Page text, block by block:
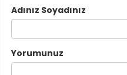
Adınız Soyadınız
Yorumunuz